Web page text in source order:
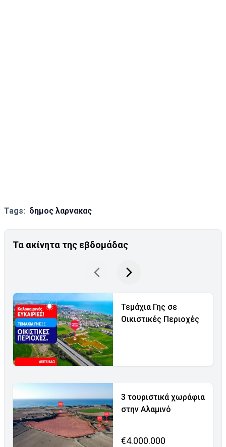
Tags: δημος λαρνακας
Τα ακίνητα της εβδομάδας
Τεμάχια Γης σε
Οικιστικές Περιοχές
3 τουριστικά χωράφια
στην Αλαμινό
€4.000.000